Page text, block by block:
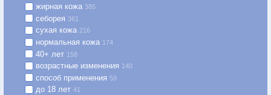
жирная кожа 385
себорея 361
сухая кожа 216
нормальная кожа 174
40+ лет 158
возрастные изменения 140
способ применения 59
до 18 лет 41